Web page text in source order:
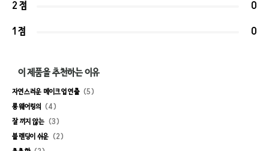
2 점 0
1 점 0
이 제품을 추천하는 이유
자연스러운 메이크업 연출 5
롱웨어링의 4
잘 끼지 않는 3
블렌딩이 쉬운 2